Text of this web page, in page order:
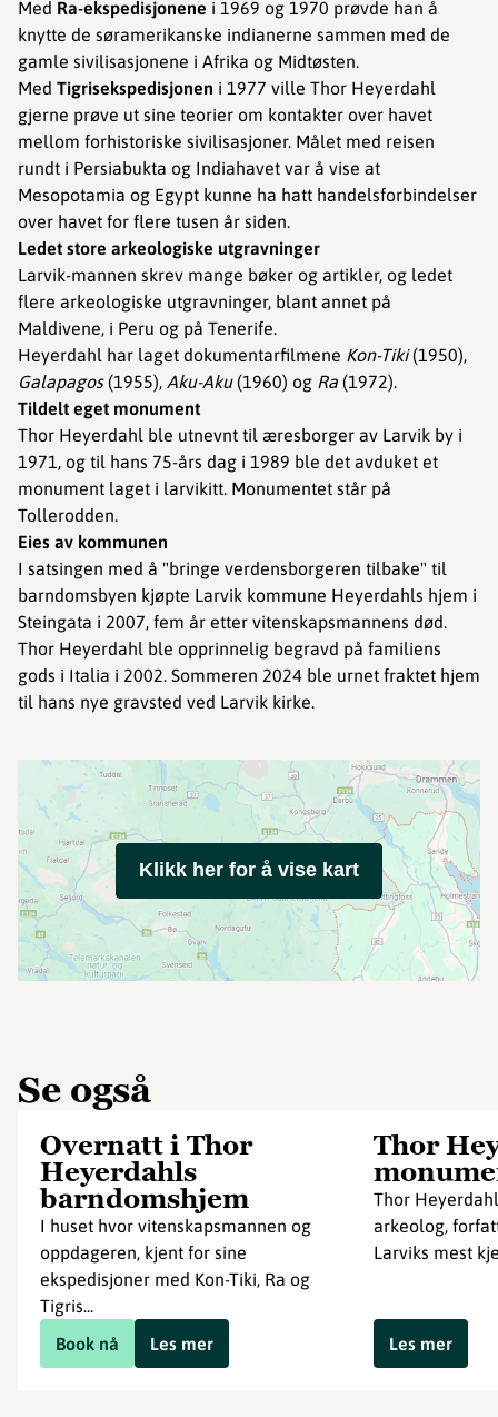
Med Ra-ekspedisjonene i 1969 og 1970 prøvde han å
knytte de søramerikanske indianerne sammen med de
gamle sivilisasjonene i Afrika og Midtøsten.
Med Tigrisekspedisjonen i 1977 ville Thor Heyerdahl
gjerne prøve ut sine teorier om kontakter over havet
mellom forhistoriske sivilisasjoner. Målet med reisen
rundt i Persiabukta og Indiahavet var å vise at
Mesopotamia og Egypt kunne ha hatt handelsforbindelser
over havet for flere tusen år siden.
Ledet store arkeologiske utgravninger
Larvik-mannen skrev mange bøker og artikler, og ledet
flere arkeologiske utgravninger, blant annet på
Maldivene, i Peru og på Tenerife.
Heyerdahl har laget dokumentarfilmene Kon-Tiki(1950),
Galapagos(1955), Aku-Aku(1960) og Ra (1972).
Tildelt eget monument
Thor Heyerdahl ble utnevnt til æresborger av Larvik by i
1971, og til hans 75-års dag i 1989 ble det avduket et
monument laget i larvikitt. Monumentet står på
Tollerodden.
Eies av kommunen
I satsingen med å "bringe verdensborgeren tilbake" til
barndomsbyen kjøpte Larvik kommune Heyerdahls hjem i
Steingata i 2007, fem år etter vitenskapsmannens død.
Thor Heyerdahl ble opprinnelig begravd på familiens
gods i Italia i 2002. Sommeren 2024 ble urnet fraktet hjem
til hans nye gravsted ved Larvik kirke.
Klikk her for å vise kart
Se også
Overnatt i Thor
Heyerdahls
barndomshjem
I huset hvor vitenskapsmannen og
oppdageren, kjent for sine
ekspedisjoner med Kon-Tiki, Ra og
Tigris...
Book nå
Les mer
Thor
Thor
arkeolog,
Larviks mest
Les mer